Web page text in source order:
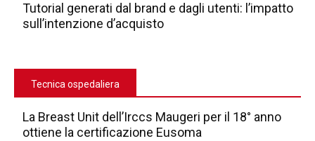
Tutorial generati dal brand e dagli utenti: l’impatto
sull’intenzione d’acquisto
Tecnica ospedaliera
La Breast Unit dell’Irccs Maugeri per il 18° anno
ottiene la certificazione Eusoma